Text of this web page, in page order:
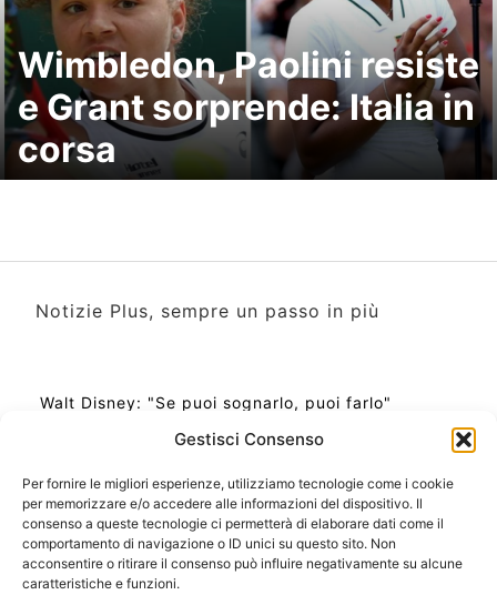
Gestisci Consenso
Per fornire le migliori esperienze, utilizziamo tecnologie come i cookie
per memorizzare e/o accedere alle informazioni del dispositivo. Il
consenso a queste tecnologie ci permetterà di elaborare dati come il
comportamento di navigazione o ID unici su questo sito. Non
acconsentire o ritirare il consenso può influire negativamente su alcune
caratteristiche e funzioni.
Wimbledon, Paolini resiste
e Grant sorprende: Italia in
corsa
Notizie Plus, sempre un passo in più
Walt Disney: "Se puoi sognarlo, puoi farlo"
Ora Esatta in Italia in questo momento
Ti Senti Strano Ultimamente? Potrebbe Essere per
la Risonanza di Schumann
Come Sapere Se Stai Ascendendo alla Quinta